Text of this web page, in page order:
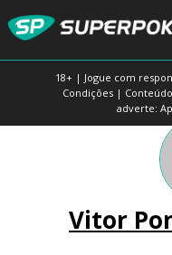
18+ | Jogue com
Condições |
adverte:
Vitor